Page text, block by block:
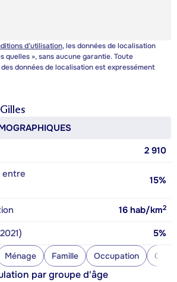
d’utilisation, les données de localisation
quelles », sans aucune garantie. Toute
données de localisation est expressément
2 910
entre
15%
16 hab/km2
5%
Ménage Famille Occupation
par groupe d'âge